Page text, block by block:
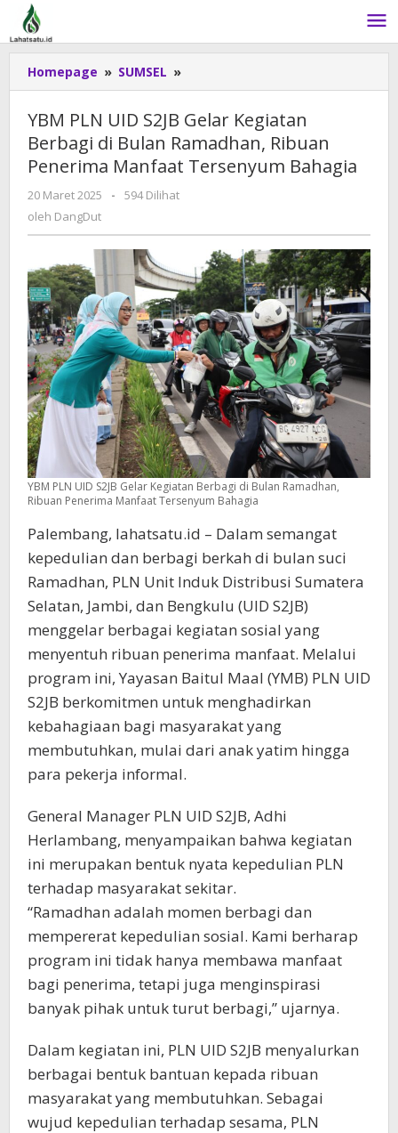
Lewati
konten
Homepage » SUMSEL »
PLN
S2JB
Gelar
Kegiatan
Ramadhan,
Ribuan
Penerima
Manfaat
Tersenyum
Bahagia
YBM PLN UID S2JB Gelar Kegiatan
Berbagi di Bulan Ramadhan, Ribuan
Penerima Manfaat Tersenyum Bahagia
20 Maret 2025
oleh
-
594 Dilihat
oleh DangDut
YBM PLN UID S2JB Gelar Kegiatan Berbagi di Bulan Ramadhan,
Ribuan Penerima Manfaat Tersenyum Bahagia
Palembang, lahatsatu.id – Dalam semangat
kepedulian dan berbagi berkah di bulan suci
Ramadhan, PLN Unit Induk Distribusi Sumatera
Selatan, Jambi, dan Bengkulu (UID S2JB)
menggelar berbagai kegiatan sosial yang
menyentuh ribuan penerima manfaat. Melalui
program ini, Yayasan Baitul Maal (YMB) PLN UID
S2JB berkomitmen untuk menghadirkan
kebahagiaan bagi masyarakat yang
membutuhkan, mulai dari anak yatim hingga
para pekerja informal.
General Manager PLN UID S2JB, Adhi
Herlambang, menyampaikan bahwa kegiatan
ini merupakan bentuk nyata kepedulian PLN
terhadap masyarakat sekitar.
“Ramadhan adalah momen berbagi dan
mempererat kepedulian sosial. Kami berharap
program ini tidak hanya membawa manfaat
bagi penerima, tetapi juga menginspirasi
banyak pihak untuk turut berbagi,” ujarnya.
Dalam kegiatan ini, PLN UID S2JB menyalurkan
berbagai bentuk bantuan kepada ribuan
masyarakat yang membutuhkan. Sebagai
wujud kepedulian terhadap sesama, PLN